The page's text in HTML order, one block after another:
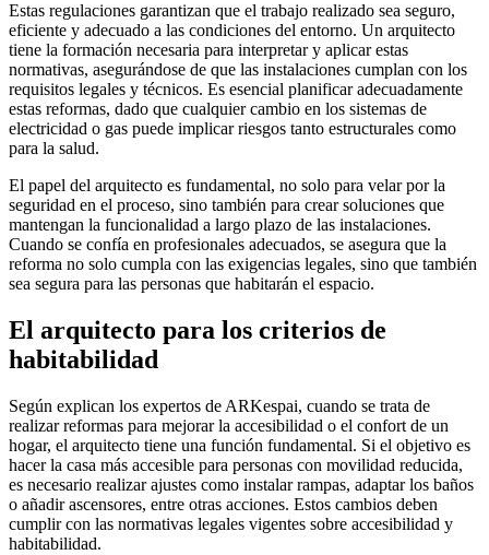
Estas regulaciones garantizan que el trabajo realizado sea seguro,
eficiente y adecuado a las condiciones del entorno. Un arquitecto
tiene la formación necesaria para interpretar y aplicar estas
normativas, asegurándose de que las instalaciones cumplan con los
requisitos legales y técnicos. Es esencial planificar adecuadamente
estas reformas, dado que cualquier cambio en los sistemas de
electricidad o gas puede implicar riesgos tanto estructurales como
para la salud.
El papel del arquitecto es fundamental, no solo para velar por la
seguridad en el proceso, sino también para crear soluciones que
mantengan la funcionalidad a largo plazo de las instalaciones.
Cuando se confía en profesionales adecuados, se asegura que la
reforma no solo cumpla con las exigencias legales, sino que también
sea segura para las personas que habitarán el espacio.
El arquitecto para los criterios de
habitabilidad
Según explican los expertos de ARKespai, cuando se trata de
realizar reformas para mejorar la accesibilidad o el confort de un
hogar, el arquitecto tiene una función fundamental. Si el objetivo es
hacer la casa más accesible para personas con movilidad reducida,
es necesario realizar ajustes como instalar rampas, adaptar los baños
o añadir ascensores, entre otras acciones. Estos cambios deben
cumplir con las normativas legales vigentes sobre accesibilidad y
habitabilidad.